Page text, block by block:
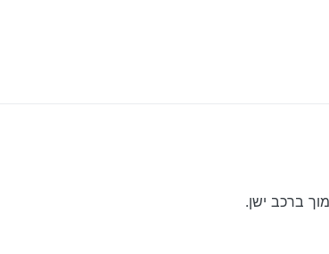
זה ראש מנוע וכדו’ זה כספי, אבל בטיחותית הרכב הזה עדיף,
ברכב ישן.